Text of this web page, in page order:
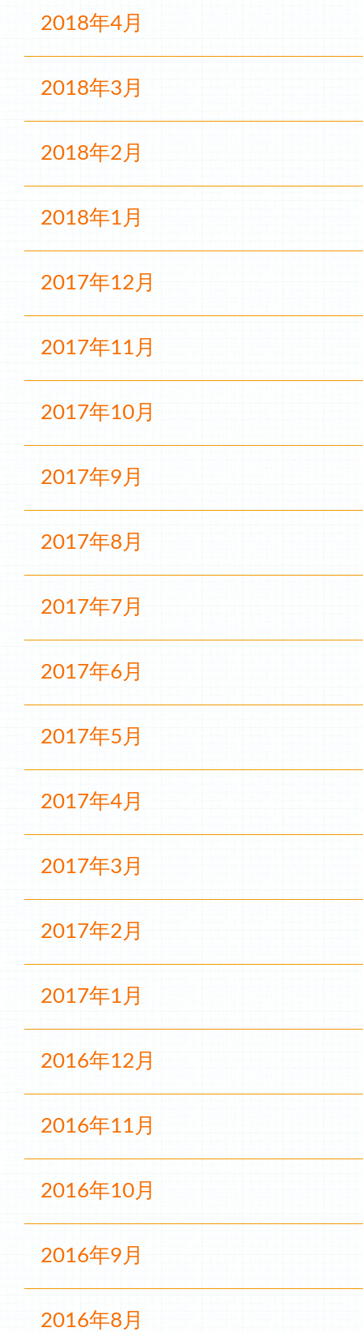
2018年4月
2018年3月
2018年2月
2018年1月
2017年12月
2017年11月
2017年10月
2017年9月
2017年8月
2017年7月
2017年6月
2017年5月
2017年4月
2017年3月
2017年2月
2017年1月
2016年12月
2016年11月
2016年10月
2016年9月
2016年8月